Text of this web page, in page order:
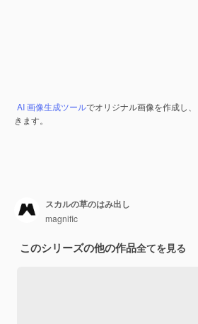
AI 画像生成ツールでオリジナル画像を作成し、
きます。
スカルの草のはみ出し
magnific
このシリーズの他の作品全てを見る